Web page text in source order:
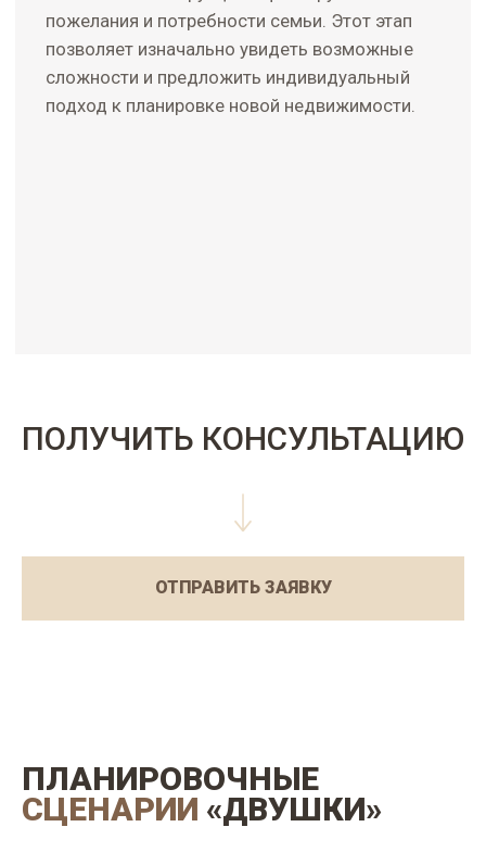
ПОЛУЧИТЬ КОНСУЛЬТАЦИЮ
ОТПРАВИТЬ ЗАЯВКУ
ПЛАНИРОВОЧНЫЕ
СЦЕНАРИИ «ДВУШКИ»